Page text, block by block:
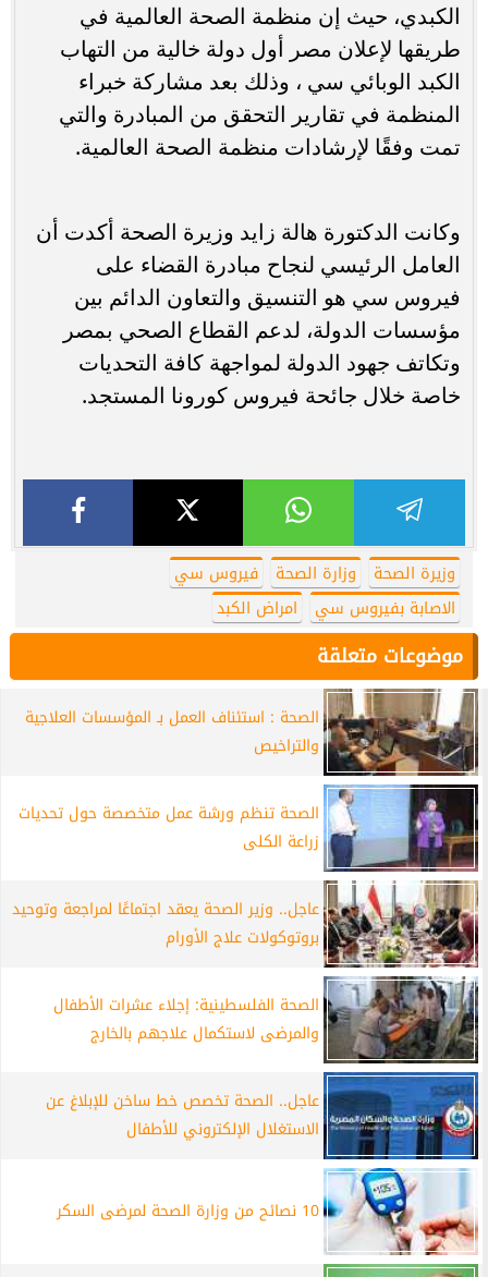
الكبدي، حيث إن منظمة الصحة العالمية في
طريقها لإعلان مصر أول دولة خالية من التهاب
الكبد الوبائي سي ، وذلك بعد مشاركة خبراء
المنظمة في تقارير التحقق من المبادرة والتي
تمت وفقًا لإرشادات منظمة الصحة العالمية.
وكانت الدكتورة هالة زايد وزيرة الصحة أكدت أن
العامل الرئيسي لنجاح مبادرة القضاء على
فيروس سي هو التنسيق والتعاون الدائم بين
مؤسسات الدولة، لدعم القطاع الصحي بمصر
وتكاتف جهود الدولة لمواجهة كافة التحديات
خاصة خلال جائحة فيروس كورونا المستجد.
وزيرة الصحة وزارة الصحة
فيروس سي
الاصابة بفيروس سي
امراض الكبد
موضوعات متعلقة
الصحة : استئناف العمل بـ المؤسسات العلاجية
والتراخيص
الصحة تنظم ورشة عمل متخصصة حول تحديات
زراعة الكلى
عاجل.. وزير الصحة يعقد اجتماعًا لمراجعة وتوحيد
بروتوكولات علاج الأورام
الصحة الفلسطينية: إجلاء عشرات الأطفال
والمرضى لاستكمال علاجهم بالخارج
عاجل.. الصحة تخصص خط ساخن للإبلاغ عن
الاستغلال الإلكتروني للأطفال
10 نصائح من وزارة الصحة لمرضى السكر